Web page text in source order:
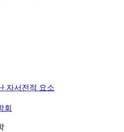
자서전적 요소
회